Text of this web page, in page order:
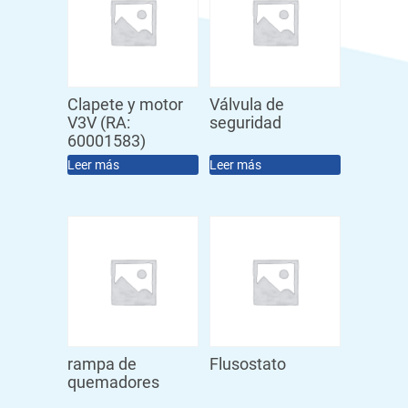
Clapete y motor
V3V (RA:
60001583)
Leer más
Válvula de
seguridad
Leer más
rampa de
quemadores
Flusostato